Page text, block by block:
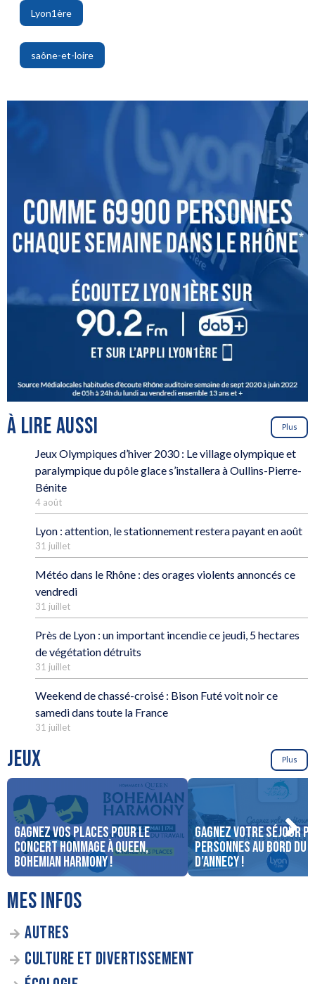
Lyon1ère
,
saône-et-loire
À LIRE AUSSI Plus
Jeux Olympiques d’hiver 2030 : Le village olympique et
paralympique du pôle glace s’installera à Oullins-Pierre-
Bénite
4 août
Lyon : attention, le stationnement restera payant en août
31 juillet
Météo dans le Rhône : des orages violents annoncés ce
vendredi
31 juillet
Près de Lyon : un important incendie ce jeudi, 5 hectares
de végétation détruits
31 juillet
Weekend de chassé-croisé : Bison Futé voit noir ce
samedi dans toute la France
31 juillet
JEUX Plus
Gagnez vos places pour le
concert Hommage à Queen,
Bohemian Harmony !
Gagnez votre séjour
personnes au bord du
d’Annecy !
MES INFOS
AUTRES
CULTURE ET DIVERTISSEMENT